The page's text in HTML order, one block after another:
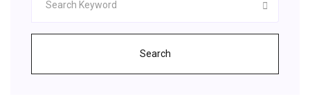
Search